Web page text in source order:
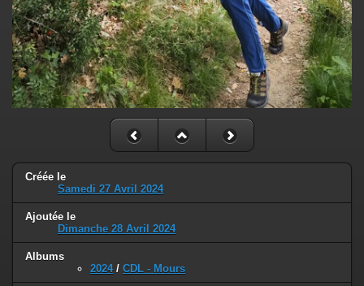
Créée le
Samedi 27 Avril 2024
Ajoutée le
Dimanche 28 Avril 2024
Albums
2024/ CDL - Mours